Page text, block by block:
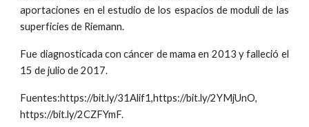
aportaciones en el estudio de los espacios de moduli de las
superficies de Riemann.
Fue diagnosticada con cáncer de mama en 2013 y falleció el
15 de julio de 2017.
Fuentes:https://bit.ly/31Alif1,https://bit.ly/2YMjUnO,
https://bit.ly/2CZFYmF.